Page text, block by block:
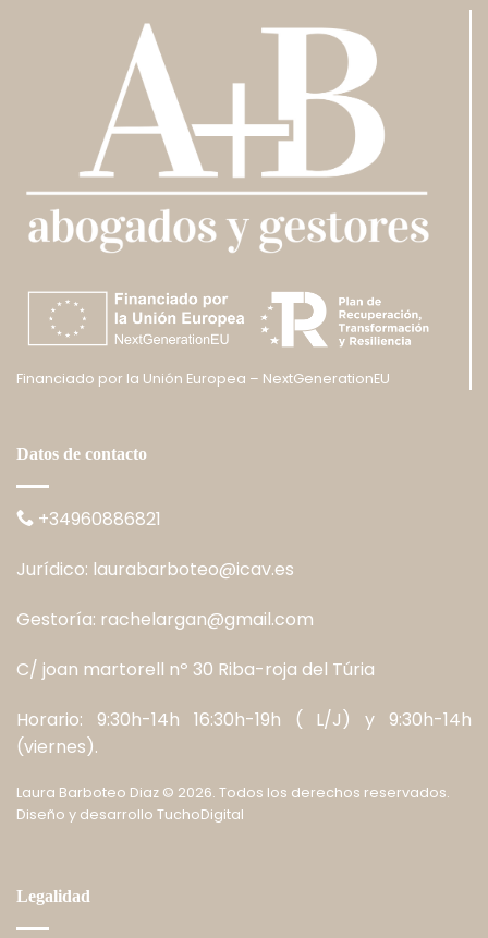
Financiado por la Unión Europea – NextGenerationEU
Datos de contacto
+34960886821
Jurídico: laurabarboteo@icav.es
Gestoría: rachelargan@gmail.com
C/ joan martorell nº 30 Riba-roja del Túria
Horario: 9:30h-14h 16:30h-19h ( L/J) y 9:30h-14h
(viernes).
Laura Barboteo Diaz © 2026. Todos los derechos reservados.
Diseño y desarrollo TuchoDigital
Legalidad